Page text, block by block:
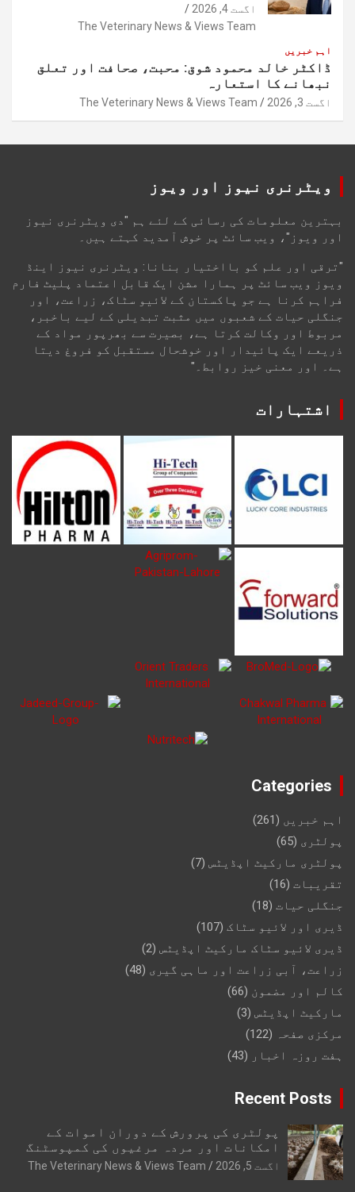
اگست 4, 2026
The Veterinary News & Views Team
اہم خبریں
ڈاکٹر خالد محمود شوق: محبت، صحافت اور تعلق
نبھانے کا استعارہ
اگست 3, 2026 The Veterinary News & Views Team
ویٹرنری نیوز اور ویوز
بہترین معلومات کی رسائی کے لئے ہم "دی ویٹرنری نیوز
اور ویوز"، ویب سائٹ پر خوش آمدید کہتے ہیں۔
"ترقی اور علم کو بااختیار بنانا: ویٹرنری نیوز اینڈ
ویوز ویب سائٹ پر ہمارا مشن ایک قابل اعتماد پلیٹ فارم
فراہم کرنا ہے جو پاکستان کے لائیو سٹاک، زراعت، اور
جنگلی حیات کے شعبوں میں مثبت تبدیلی کے لیے باخبر،
مربوط اور وکالت کرتا ہے، بصیرت سے بھرپور مواد کے
ذریعے ایک پائیدار اور خوشحال مستقبل کو فروغ دیتا
ہے۔ اور معنی خیز روابط۔"
اشتہارات
Categories
اہم خبریں (261)
پولٹری (65)
پولٹری مارکیٹ اپڈیٹس (7)
تقریبات (16)
جنگلی حیات (18)
ڈیری اور لائیو سٹاک (107)
ڈیری لائیو سٹاک مارکیٹ اپڈیٹس (2)
زراعت، آبی زراعت اور ماہی گیری (48)
کالم اور مضمون (66)
مارکیٹ اپڈیٹس (3)
مرکزی صفحہ (122)
ہفت روزہ اخبار (43)
Recent Posts
پولٹری کی پرورش کے دوران اموات کے
امکانات اور مردہ مرغیوں کی کمپوسٹنگ
اگست 5, 2026 The Veterinary News & Views Team